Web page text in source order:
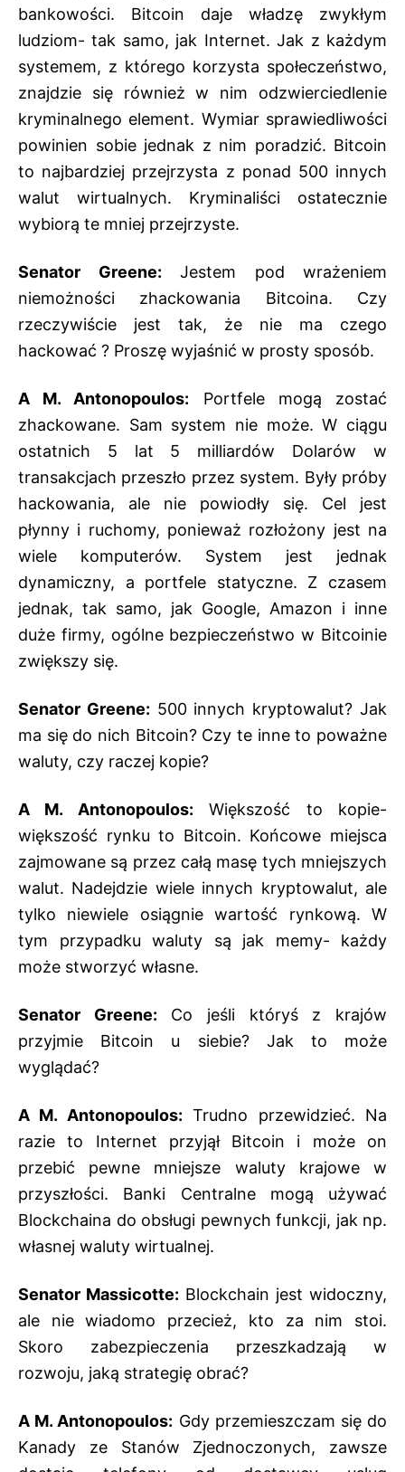
bankowości. Bitcoin daje władzę zwykłym
ludziom- tak samo, jak Internet. Jak z każdym
systemem, z którego korzysta społeczeństwo,
znajdzie się również w nim odzwierciedlenie
kryminalnego element. Wymiar sprawiedliwości
powinien sobie jednak z nim poradzić. Bitcoin
to najbardziej przejrzysta z ponad 500 innych
walut wirtualnych. Kryminaliści ostatecznie
wybiorą te mniej przejrzyste.
Senator Greene: Jestem pod wrażeniem
niemożności zhackowania Bitcoina. Czy
rzeczywiście jest tak, że nie ma czego
hackować ? Proszę wyjaśnić w prosty sposób.
A M. Antonopoulos: Portfele mogą zostać
zhackowane. Sam system nie może. W ciągu
ostatnich 5 lat 5 milliardów Dolarów w
transakcjach przeszło przez system. Były próby
hackowania, ale nie powiodły się. Cel jest
płynny i ruchomy, ponieważ rozłożony jest na
wiele komputerów. System jest jednak
dynamiczny, a portfele statyczne. Z czasem
jednak, tak samo, jak Google, Amazon i inne
duże firmy, ogólne bezpieczeństwo w Bitcoinie
zwiększy się.
Senator Greene: 500 innych kryptowalut? Jak
ma się do nich Bitcoin? Czy te inne to poważne
waluty, czy raczej kopie?
A M. Antonopoulos: Większość to kopie-
większość rynku to Bitcoin. Końcowe miejsca
zajmowane są przez całą masę tych mniejszych
walut. Nadejdzie wiele innych kryptowalut, ale
tylko niewiele osiągnie wartość rynkową. W
tym przypadku waluty są jak memy- każdy
może stworzyć własne.
Senator Greene: Co jeśli któryś z krajów
przyjmie Bitcoin u siebie? Jak to może
wyglądać?
A M. Antonopoulos: Trudno przewidzieć. Na
razie to Internet przyjął Bitcoin i może on
przebić pewne mniejsze waluty krajowe w
przyszłości. Banki Centralne mogą używać
Blockchaina do obsługi pewnych funkcji, jak np.
własnej waluty wirtualnej.
Senator Massicotte: Blockchain jest widoczny,
ale nie wiadomo przecież, kto za nim stoi.
Skoro zabezpieczenia przeszkadzają w
rozwoju, jaką strategię obrać?
A M. Antonopoulos: Gdy przemieszczam się do
Kanady ze Stanów Zjednoczonych, zawsze